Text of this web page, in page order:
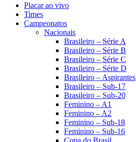
Placar ao vivo
Times
Campeonatos
Nacionais
Brasileiro – Série A
Brasileiro – Série B
Brasileiro – Série C
Brasileiro – Série D
Brasileiro – Aspirantes
Brasileiro – Sub-17
Brasileiro – Sub-20
Feminino – A1
Feminino – A2
Feminino – Sub-18
Feminino – Sub-16
Copa do Brasil